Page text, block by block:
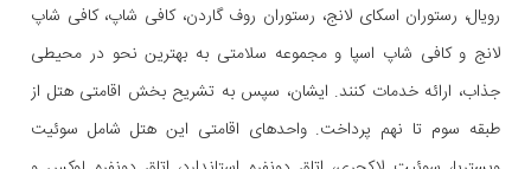
رویال، رستوران اسکای لانج، رستوران روف گاردن، کافی شاپ، کافی شاپ
لانج و کافی شاپ اسپا و مجموعه سلامتی به بهترین نحو در محیطی
جذاب، ارائه خدمات کنند. ایشان، سپس به تشریح بخش اقامتی هتل از
طبقه سوم تا نهم پرداخت. واحدهای اقامتی این هتل شامل سوئیت